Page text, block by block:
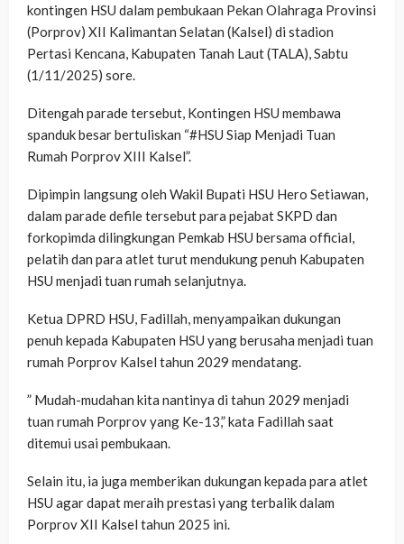
kontingen HSU dalam pembukaan Pekan Olahraga Provinsi
(Porprov) XII Kalimantan Selatan (Kalsel) di stadion
Pertasi Kencana, Kabupaten Tanah Laut (TALA), Sabtu
(1/11/2025) sore.
Ditengah parade tersebut, Kontingen HSU membawa
spanduk besar bertuliskan “#HSU Siap Menjadi Tuan
Rumah Porprov XIII Kalsel”.
Dipimpin langsung oleh Wakil Bupati HSU Hero Setiawan,
dalam parade defile tersebut para pejabat SKPD dan
forkopimda dilingkungan Pemkab HSU bersama official,
pelatih dan para atlet turut mendukung penuh Kabupaten
HSU menjadi tuan rumah selanjutnya.
Ketua DPRD HSU, Fadillah, menyampaikan dukungan
penuh kepada Kabupaten HSU yang berusaha menjadi tuan
rumah Porprov Kalsel tahun 2029 mendatang.
” Mudah-mudahan kita nantinya di tahun 2029 menjadi
tuan rumah Porprov yang Ke-13,” kata Fadillah saat
ditemui usai pembukaan.
Selain itu, ia juga memberikan dukungan kepada para atlet
HSU agar dapat meraih prestasi yang terbalik dalam
Porprov XII Kalsel tahun 2025 ini.